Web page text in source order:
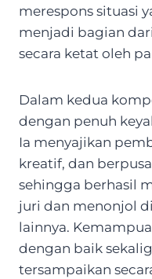
merespons situasi
menjadi bagian
secara ketat oleh
Dalam kedua
dengan penuh
Ia menyajikan
kreatif, dan
sehingga berhasil
juri dan menonjol
lainnya.
dengan baik
tersampaikan